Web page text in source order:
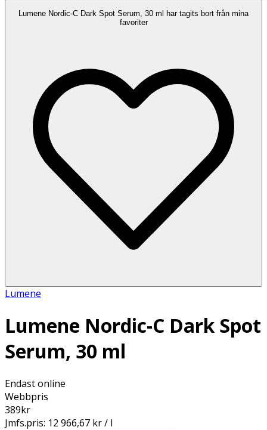
Lumene Nordic-C Dark Spot Serum, 30 ml har tagits bort från mina
favoriter
Lumene
Lumene Nordic-C Dark Spot
Serum, 30 ml
Endast online
Webbpris
389kr
Jmfs.pris: 12 966,67 kr / l